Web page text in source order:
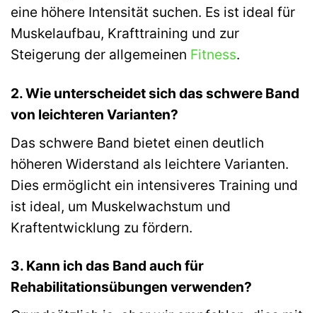
eine höhere Intensität suchen. Es ist ideal für
Muskelaufbau, Krafttraining und zur
Steigerung der allgemeinen Fitness.
2. Wie unterscheidet sich das schwere Band
von leichteren Varianten?
Das schwere Band bietet einen deutlich
höheren Widerstand als leichtere Varianten.
Dies ermöglicht ein intensiveres Training und
ist ideal, um Muskelwachstum und
Kraftentwicklung zu fördern.
3. Kann ich das Band auch für
Rehabilitationsübungen verwenden?